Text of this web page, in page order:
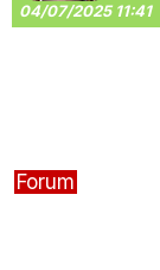
04/07/2025 11:41
Forum